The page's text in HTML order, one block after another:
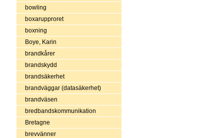
bowling
boxarupproret
boxning
Boye, Karin
brandkårer
brandskydd
brandsäkerhet
brandväggar (datasäkerhet)
brandväsen
bredbandskommunikation
Bretagne
brevvänner